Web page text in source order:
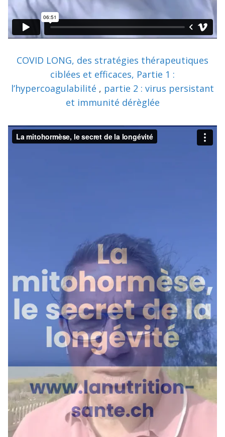
COVID LONG, des stratégies thérapeutiques
ciblées et efficaces, Partie 1 :
l’hypercoagulabilité , partie 2 : virus persistant
et immunité dérèglée